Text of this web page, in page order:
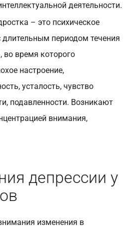
деятельности.
– это психическое
длительным периодом течения
во время которого
настроение,
усталость, чувство
подавленности. Возникают
внимания,
депрессии у
изменения в